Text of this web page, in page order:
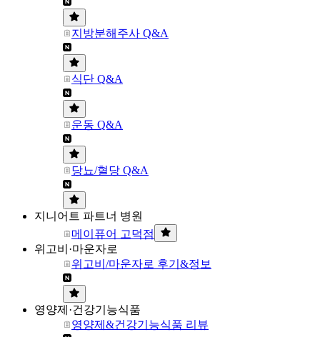
지방분해주사 Q&A
식단 Q&A
운동 Q&A
당뇨/혈당 Q&A
지니어트 파트너 병원
메이퓨어 고덕점
위고비·마운자로
위고비/마운자로 후기&정보
영양제·건강기능식품
영양제&건강기능식품 리뷰